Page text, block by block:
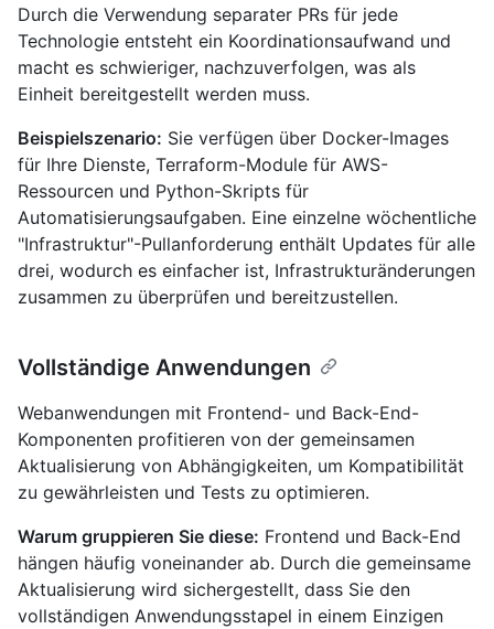
Durch die Verwendung separater PRs für jede
Technologie entsteht ein Koordinationsaufwand und
macht es schwieriger, nachzuverfolgen, was als
Einheit bereitgestellt werden muss.
Beispielszenario: Sie verfügen über Docker-Images
für Ihre Dienste, Terraform-Module für AWS-
Ressourcen und Python-Skripts für
Automatisierungsaufgaben. Eine einzelne wöchentliche
"Infrastruktur"-Pullanforderung enthält Updates für alle
drei, wodurch es einfacher ist, Infrastrukturänderungen
zusammen zu überprüfen und bereitzustellen.
Vollständige Anwendungen
Webanwendungen mit Frontend- und Back-End-
Komponenten profitieren von der gemeinsamen
Aktualisierung von Abhängigkeiten, um Kompatibilität
zu gewährleisten und Tests zu optimieren.
Warum gruppieren Sie diese: Frontend und Back-End
hängen häufig voneinander ab. Durch die gemeinsame
Aktualisierung wird sichergestellt, dass Sie den
vollständigen Anwendungsstapel in einem Einzigen